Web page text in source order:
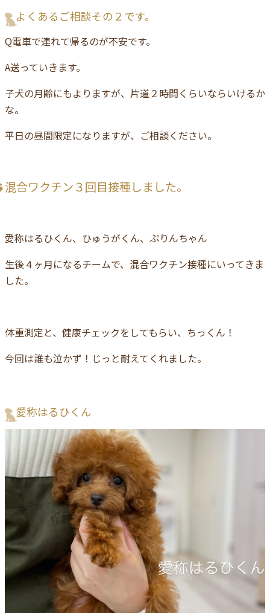
よくあるご相談その２です。
Q電車で連れて帰るのが不安です。
A送っていきます。
子犬の月齢にもよりますが、片道２時間くらいならいけるか
な。
平日の昼間限定になりますが、ご相談ください。
混合ワクチン３回目接種しました。
愛称はるひくん、ひゅうがくん、ぷりんちゃん
生後４ヶ月になるチームで、混合ワクチン接種にいってきま
した。
体重測定と、健康チェックをしてもらい、ちっくん！
今回は誰も泣かず！じっと耐えてくれました。
愛称はるひくん